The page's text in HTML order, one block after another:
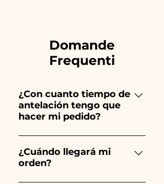
Domande
Frequenti
¿Con cuanto tiempo de
antelación tengo que
hacer mi pedido?
Ceramiche Ania crea y pinta
totalmente a mano, ¡por lo que
su creación lleva mucho
¿Cuándo llegará mi
orden?